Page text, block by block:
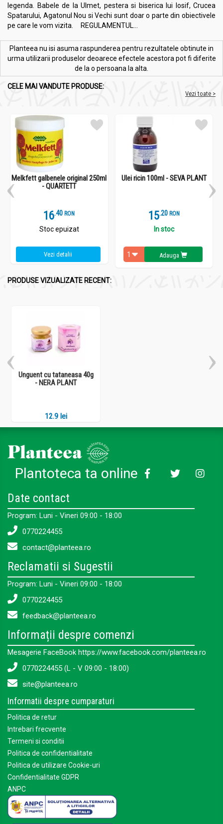
legenda. Babele de la Ulmet, pestera si biserica lui Iosif, Crucea
Spatarului, Agatonul Nou si Vechi sunt doar o parte din obiectivele
pe care le vom vizita. REGULAMENTUL...
Planteea nu isi asuma raspunderea pentru rezultatele obtinute in
urma utilizarii produselor deoarece efectele acestora pot fi diferite
de la o persoana la alta.
CELE MAI VANDUTE PRODUSE:
Vezi toate >
Melkfett galbenele original 250ml
- QUARTETT
16.4 RON
Stoc epuizat
Vezi detalii
Ulei ricin 100ml - SEVA PLANT
15.2 RON
In stoc
Adauga
PRODUSE VIZUALIZATE RECENT:
Unguent cu tataneasa 40g
- NERA PLANT
12.9 lei
Plantoteca ta online
Date contact
Program: Luni - Vineri 09:00 - 18:00
0770224455
contact@planteea.ro
Reclamatii si Sugestii
Program: Luni - Vineri 09:00 - 18:00
0770224455
feedback@planteea.ro
Informații despre comenzi
Mesagerie FaceBook https://www.facebook.com/planteea.ro
0770224455 (L - V 09:00 - 18:00)
site@planteea.ro
Informatii despre cumparaturi
Politica de retur
Intrebari frecvente
Termeni si conditii
Politica de confidentialitate
Politica de utilizare Cookie-uri
Confidentialitate GDPR
ANPC